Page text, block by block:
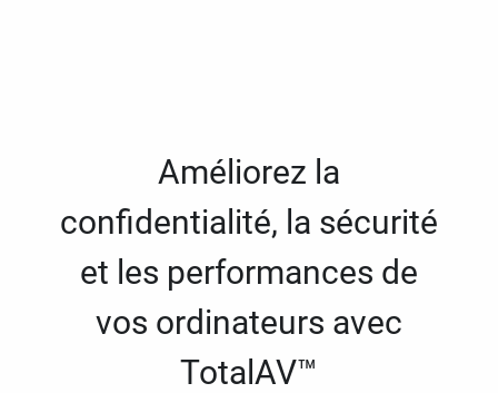
Améliorez la
confidentialité, la sécurité
et les performances de
vos ordinateurs avec
TotalAV™